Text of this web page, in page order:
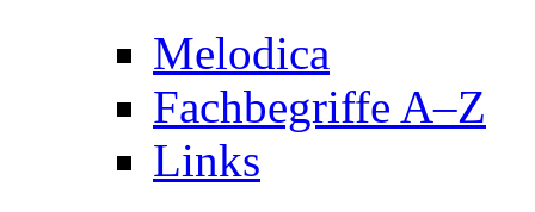
Melodica
Fachbegriffe A–Z
Links